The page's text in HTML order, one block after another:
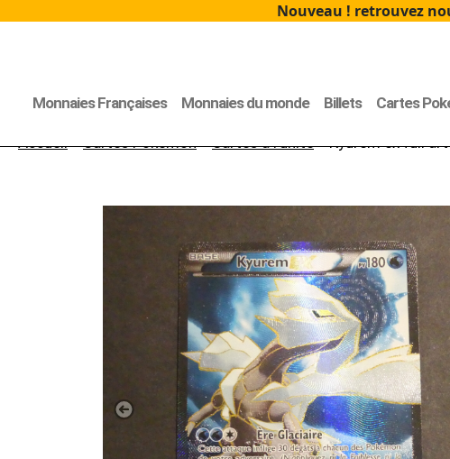
Nouveau ! retrouvez
Monnaies Françaises Monnaies du monde Billets Cartes
Accueil>Cartes Pokémon>Cartes à l'unité> Kyurem ex full